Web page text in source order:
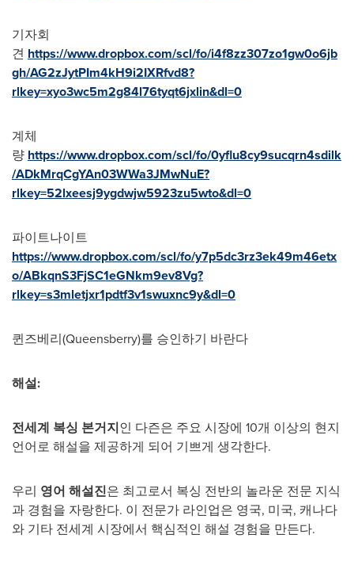
기자회
견 https://www.dropbox.com/scl/fo/i4f8zz307zo1gw0o6jb
gh/AG2zJytPIm4kH9i2IXRfvd8?
rlkey=xyo3wc5m2g84l76tyqt6jxlin&dl=0
계체
량 https://www.dropbox.com/scl/fo/0yflu8cy9sucqrn4sdilk
/ADkMrqCgYAn03WWa3JMwNuE?
rlkey=52lxeesj9ygdwjw5923zu5wto&dl=0
파이트나이트
https://www.dropbox.com/scl/fo/y7p5dc3rz3ek49m46etx
o/ABkqnS3FjSC1eGNkm9ev8Vg?
rlkey=s3mletjxr1pdtf3v1swuxnc9y&dl=0
퀸즈베리(Queensberry)를 승인하기 바란다
해설:
전세계 복싱 본거지인 다즌은 주요 시장에 10개 이상의 현지
언어로 해설을 제공하게 되어 기쁘게 생각한다.
우리 영어 해설진은 최고로서 복싱 전반의 놀라운 전문 지식
과 경험을 자랑한다. 이 전문가 라인업은 영국, 미국, 캐나다
와 기타 전세계 시장에서 핵심적인 해설 경험을 만든다.